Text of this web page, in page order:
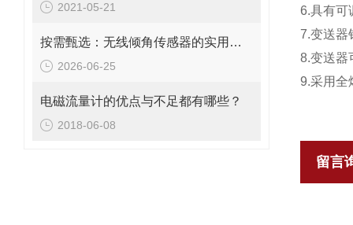
2021-05-21
按需甄选：无线倾角传感器的实用选购指南
2026-06-25
电磁流量计的优点与不足都有哪些？
2018-06-08
6.具有可
7.变送器
8.变送器
9.采用全
留言